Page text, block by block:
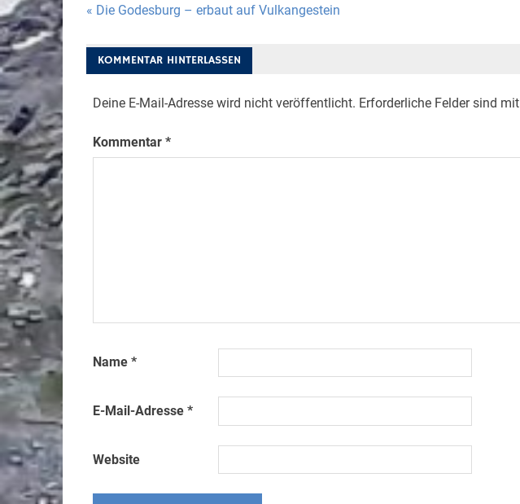
Beitragsnavigation
« Die Godesburg – erbaut auf Vulkangestein
KOMMENTAR HINTERLASSEN
Deine E-Mail-Adresse wird nicht veröffentlicht. Erforderliche Felder sind mit
Kommentar *
Name *
E-Mail-Adresse *
Website